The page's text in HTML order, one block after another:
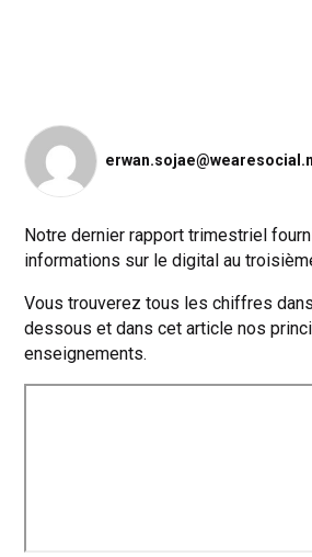
Notre dernier rapport trimestriel
informations sur le digital au
Vous trouverez tous les chiffres
dessous et dans cet article nos
enseignements.